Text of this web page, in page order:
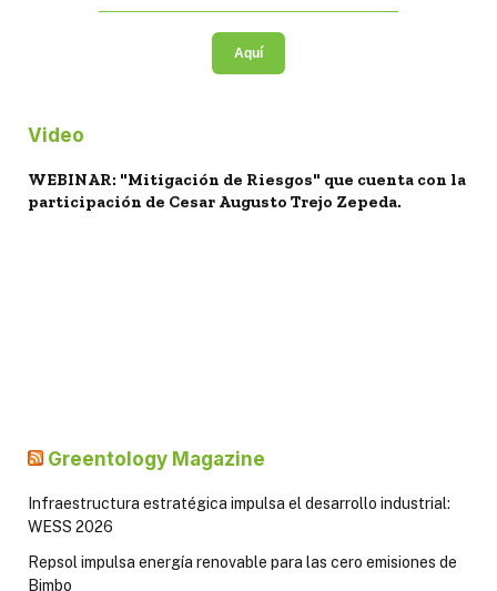
Aquí
Video
WEBINAR: "Mitigación de Riesgos" que cuenta con la
participación de Cesar Augusto Trejo Zepeda.
Greentology Magazine
Infraestructura estratégica impulsa el desarrollo industrial:
WESS 2026
Repsol impulsa energía renovable para las cero emisiones de
Bimbo